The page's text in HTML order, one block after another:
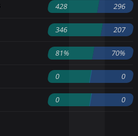
428 296
346 207
81% 70%
0 0
0 0